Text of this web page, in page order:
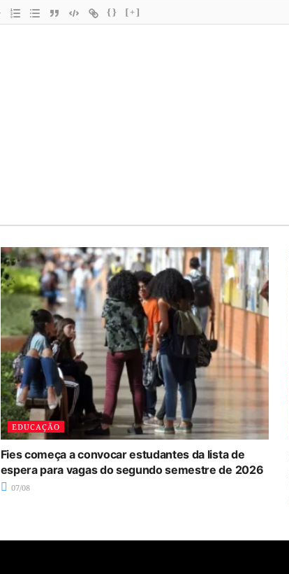
{} [+]
EDUCAÇÃO
Fies começa a convocar estudantes da lista de
espera para vagas do segundo semestre de 2026
07/08